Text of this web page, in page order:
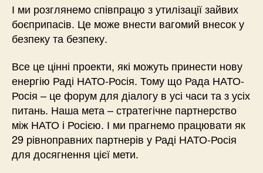
І ми розглянемо співпрацю з утилізації зайвих
боєприпасів. Це може внести вагомий внесок у
безпеку та безпеку.
Все це цінні проекти, які можуть принести нову
енергію Раді НАТО-Росія. Тому що Рада НАТО-
Росія – це форум для діалогу в усі часи та з усіх
питань. Наша мета – стратегічне партнерство
між НАТО і Росією. І ми прагнемо працювати як
29 рівноправних партнерів у Раді НАТО-Росія
для досягнення цієї мети.